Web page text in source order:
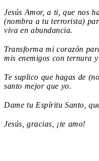
Jesús Amor, a ti, que nos
(nombra a tu terrorista)
viva en abundancia.
Transforma mi corazón
mis enemigos con ternura y
Te suplico que hagas de
santo mejor que yo.
Dame tu Espíritu Santo,
Jesús, gracias, ¡te amo!